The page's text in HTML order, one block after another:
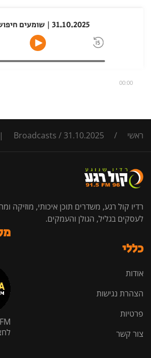
31.10.2025 | שומעים חיפושיות
00:00
ראשי /
Broadcasts / 31.10.2025 | שומעים חיפושיות
רדיו קול רגע, משדרים תוכן איכותי, מוזיקה
לעסקים בגליל, הגולן והעמקים.
כללי
אודות
הצהרת נגישות
פרטיות
צור קשר